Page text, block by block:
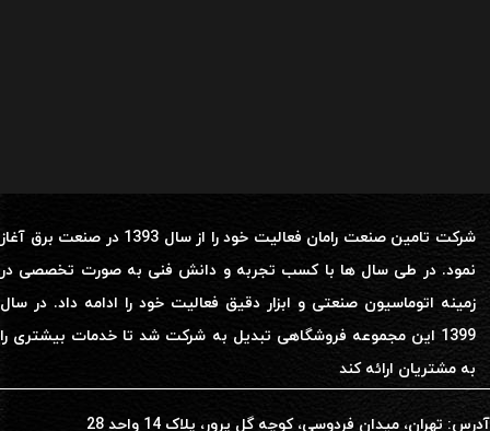
شرکت تامین صنعت رامان فعالیت خود را از سال 1393 در صنعت برق آغاز
نمود. در طی سال ها با کسب تجربه و دانش فنی به صورت تخصصی در
زمینه اتوماسیون صنعتی و ابزار دقیق فعالیت خود را ادامه داد. در سال
1399 این مجموعه فروشگاهی تبدیل به شرکت شد تا خدمات بیشتری را
به مشتریان ارائه کند
آدرس: تهران، میدان فردوسی، کوچه گل پرور، پلاک 14 واحد 28